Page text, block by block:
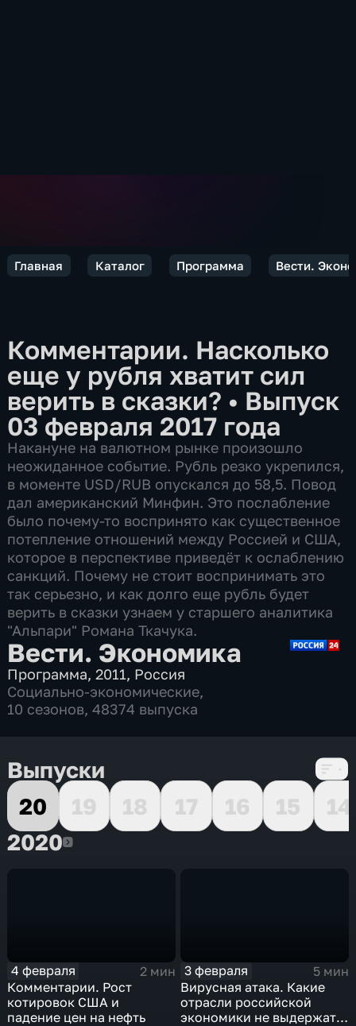
Главная Каталог Программа Вести.
Комментарии. Насколько
еще у рубля хватит сил
верить в сказки? • Выпуск
03 февраля 2017 года
Накануне на валютном рынке произошло
неожиданное событие. Рубль резко укрепился,
в моменте USD/RUB опускался до 58,5. Повод
дал американский Минфин. Это послабление
было почему-то воспринято как существенное
потепление отношений между Россией и США,
которое в перспективе приведёт к ослаблению
санкций. Почему не стоит воспринимать это
так серьезно, и как долго еще рубль будет
верить в сказки узнаем у старшего аналитика
"Альпари" Романа Ткачука.
Вести. Экономика
Программа,2011, Россия
Социально-экономические,
10 сезонов, 48374 выпуска
Выпуски
20
19 18 17 16 15
14
20202020
4 февраля
2 мин
Комментарии. Рост
котировок США и
падение цен на нефть
3 февраля
5 мин
Вирусная атака. Какие
отрасли российской
экономики не выдержат